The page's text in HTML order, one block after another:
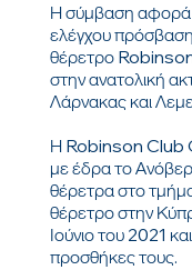
Η σύμβαση αφορά
ελέγχου
θέρετρο Robinson
στην ανατολική
Λάρνακας και
Η Robinson Club
με έδρα το
θέρετρα στο
θέρετρο στην
Ιούνιο του 2021
προσθήκες τους.